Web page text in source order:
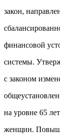
закон,
финансовой
системы.
с законом
на уровне 65
женщин.